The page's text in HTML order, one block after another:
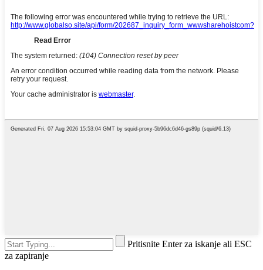
Pritisnite Enter za iskanje ali ESC
za zapiranje